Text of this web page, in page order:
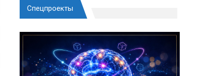
Спецпроекты